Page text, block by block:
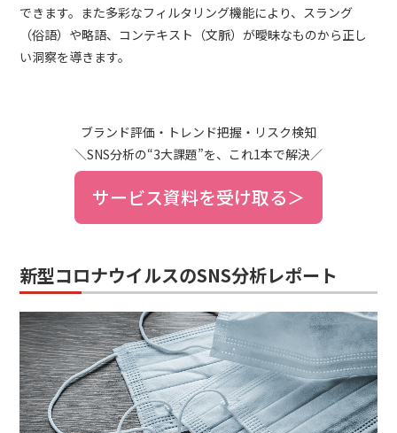
できます。また多彩なフィルタリング機能により、スラング
（俗語）や略語、コンテキスト（文脈）が曖昧なものから正し
い洞察を導きます。
ブランド評価・トレンド把握・リスク検知
＼SNS分析の“3大課題”を、これ1本で解決／
サービス資料を受け取る＞
新型コロナウイルスのSNS分析レポート